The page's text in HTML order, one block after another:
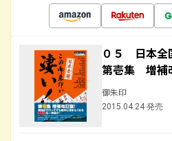
０５ 日本全
第壱集 増補
御朱印
2015.04.24 発売